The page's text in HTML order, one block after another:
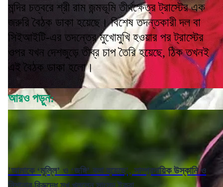
মন্দির চত্বরে শ্রী রাম জন্মভূমি তীর্থক্ষেত্র ট্রাস্টের এক
জরুরি বৈঠক ডাকা হয়েছে। বিশেষ তদন্তকারী দল বা
সিইআইটি-এর তদন্তের মুখোমুখি হওয়ার পর ট্রাস্টের
ওপর যখন দেশজুড়ে তীব্র চাপ তৈরি হয়েছে, ঠিক তখনই
এই বৈঠক ডাকা হলো।
আরও পড়ুন:
'আমাকে ‘মুল্লি’ ও ‘জঙ্গি’ বলা হয়েছে', সাম্প্রদায়িক উস্কানি ও